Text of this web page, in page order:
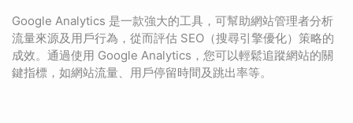
Google Analytics 是一款強大的工具，可幫助網站管理者分析
流量來源及用戶行為，從而評估 SEO（搜尋引擎優化）策略的
成效。通過使用 Google Analytics，您可以輕鬆追蹤網站的關
鍵指標，如網站流量、用戶停留時間及跳出率等。